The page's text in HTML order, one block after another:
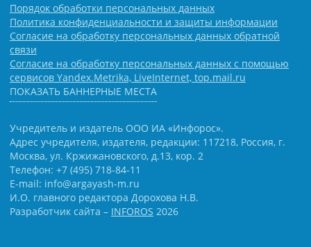
Порядок обработки персональных данных
Политика конфиденциальности и защиты информации
Согласие на обработку персональных данных обратной
связи
Согласие на обработку персональных данных с помощью
сервисов Yandex.Metrika, LiveInternet, top.mail.ru
ПОКАЗАТЬ БАННЕРНЫЕ МЕСТА
Учредитель и издатель ООО ИА «Инфорос».
Адрес учредителя, издателя, редакции: 117218, Россия, г.
Москва, ул. Кржижановского, д.13, кор. 2
Телефон: +7 (495) 718-84-11
E-mail: info@argayash-m.ru
И.О. главного редактора Дорохова Н.В.
Разработчик сайта – INFOROS 2026